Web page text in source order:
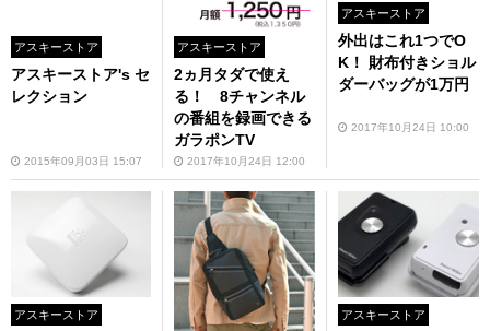
アスキーストア
アスキーストア's セ
レクション
2015年09月03日 15:07
アスキーストア
2ヵ月タダで使え
る！ 8チャンネル
の番組を録画できる
ガラポンTV
2017年10月24日 12:00
アスキーストア
外出はこれ1つでO
K！ 財布付きショル
ダーバッグが1万円
2017年10月24日 10:00
アスキーストア アスキーストア